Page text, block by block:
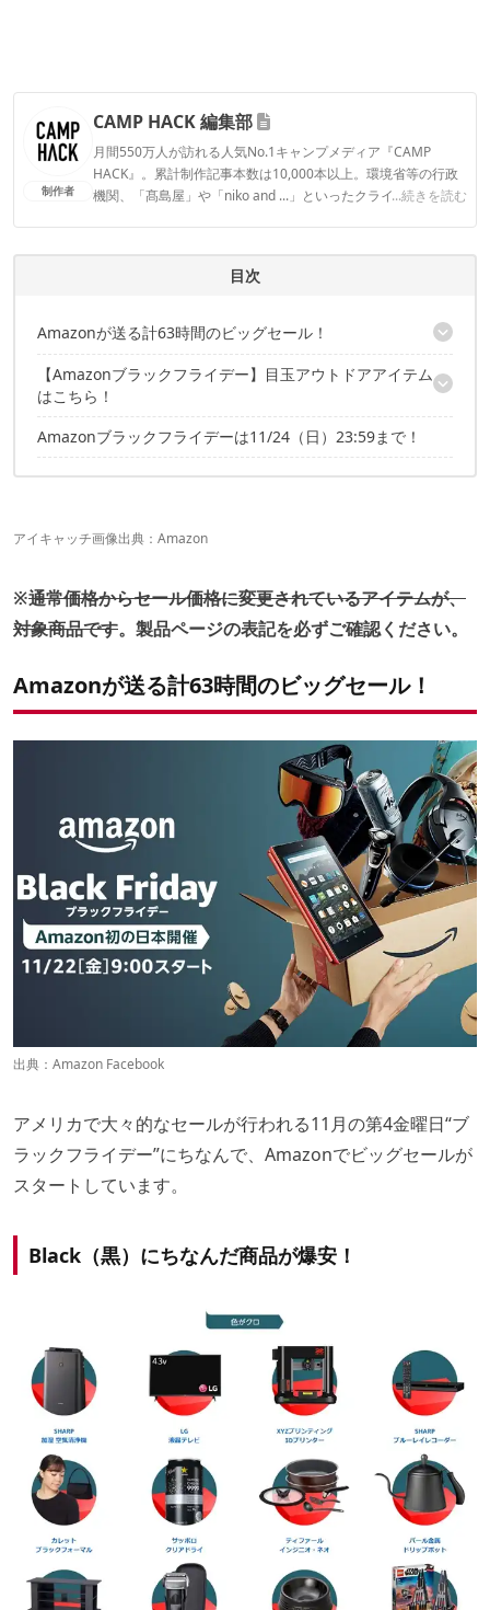
制作者
CAMP HACK 編集部
月間550万人が訪れる人気No.1キャンプメディア『CAMP
HACK』。累計制作記事本数は10,000本以上。環境省等の行政
機関、「髙島屋」や「niko and ...」といったクライアントとの
...続きを読む
CAMP HACK 編集部のプロフィール
目次
Amazonが送る計63時間のビッグセール！
Black（黒）にちなんだ商品が爆安！
値引きセール以外に、お得なキャンペーンも実施
【Amazonブラックフライデー】目玉アウトドアアイテム
はこちら！
キャプテンスタッグ
ジェントス
Amazonブラックフライデーは11/24（日）23:59まで！
アイキャッチ画像出典： Amazon
※通常価格からセール価格に変更されているアイテムが、
対象商品です。製品ページの表記を必ずご確認ください。
Amazonが送る計63時間のビッグセール！
出典： Amazon Facebook
アメリカで大々的なセールが行われる11月の第4金曜日“ブ
ラックフライデー”にちなんで、Amazonでビッグセールが
スタートしています。
Black（黒）にちなんだ商品が爆安！